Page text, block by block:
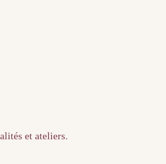
et ateliers.